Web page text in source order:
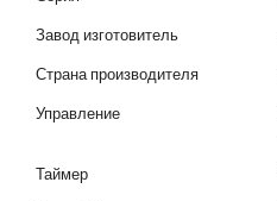
Завод изготовитель
Страна производителя
Управление
Таймер